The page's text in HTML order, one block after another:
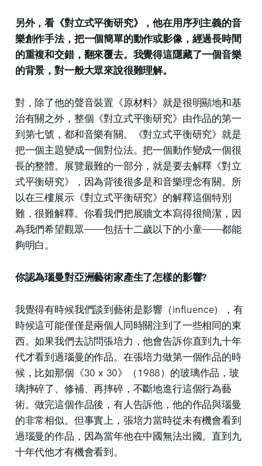
另外，看《對立式平衡研究》，他在用序列主義的音
樂創作手法，把一個簡單的動作或影像，經過長時間
的重複和交錯，翻來覆去。我覺得這隱藏了一個音樂
的背景，對一般大眾來說很難理解。
對，除了他的聲音裝置《原材料》就是很明顯地和基
治有關之外，整個《對立式平衡研究》由作品的第一
到第七號，都和音樂有關。《對立式平衡研究》就是
把一個主題變成一個對位法。把一個動作變成一個很
長的整體。展覽最難的一部分，就是要去解釋《對立
式平衡研究》，因為背後很多是和音樂理念有關。所
以在三樓展示《對立式平衡研究》的解釋這個特別
難，很難解釋。你看我們把展牆文本寫得很簡潔，因
為我們希望觀眾——包括十二歲以下的小童——都能
夠明白。
你認為瑙曼對亞洲藝術家產生了怎樣的影響?
我覺得有時候我們談到藝術是影響（influence），有
時候這可能僅僅是兩個人同時關注到了一些相同的東
西。如果我們去訪問張培力，他會告訴你直到九十年
代才看到過瑙曼的作品。在張培力做第一個作品的時
候，比如那個《30 x 30》（1988）的玻璃作品，玻
璃摔碎了、修補、再摔碎，不斷地進行這個行為藝
術。做完這個作品後，有人告訴他，他的作品與瑙曼
的非常相似。但事實上，張培力當時從未有機會看到
過瑙曼的作品，因為當年他在中國無法出國。直到九
十年代他才有機會看到。